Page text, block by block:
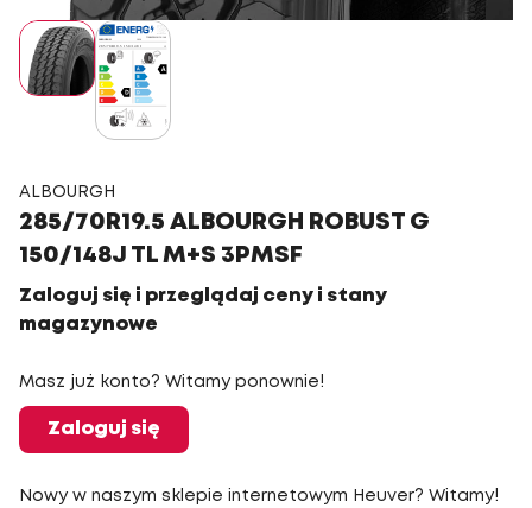
ALBOURGH
285/70R19.5 ALBOURGH ROBUST G
150/148J TL M+S 3PMSF
Zaloguj się i przeglądaj ceny i stany
magazynowe
Masz już konto? Witamy ponownie!
Zaloguj się
Nowy w naszym sklepie internetowym Heuver? Witamy!